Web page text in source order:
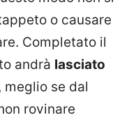
o causare
Completato il
andrà lasciato
, meglio se dal
rovinare